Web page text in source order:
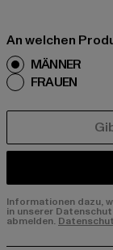
An welchen
MÄNNER
FRAUEN
Informationen dazu,
in unserer
abmelden.